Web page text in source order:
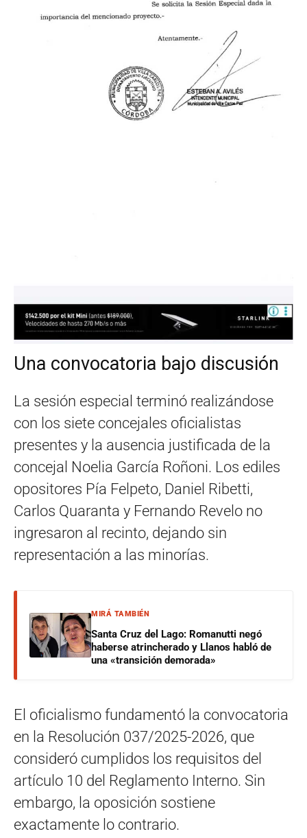
Una convocatoria bajo discusión
La sesión especial terminó realizándose
con los siete concejales oficialistas
presentes y la ausencia justificada de la
concejal Noelia García Roñoni. Los ediles
opositores Pía Felpeto, Daniel Ribetti,
Carlos Quaranta y Fernando Revelo no
ingresaron al recinto, dejando sin
representación a las minorías.
MIRÁ TAMBIÉN
Santa Cruz del Lago: Romanutti negó
haberse atrincherado y Llanos habló de
una «transición demorada»
El oficialismo fundamentó la convocatoria
en la Resolución 037/2025-2026, que
consideró cumplidos los requisitos del
artículo 10 del Reglamento Interno. Sin
embargo, la oposición sostiene
exactamente lo contrario.